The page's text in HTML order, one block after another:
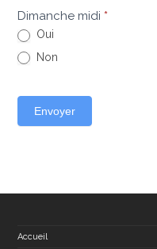
Dimanche midi*
Oui
Non
Envoyer
Accueil